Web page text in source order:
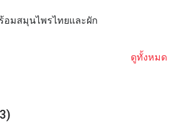
อมสมุนไพรไทยและผัก
ดูทั้งหมด